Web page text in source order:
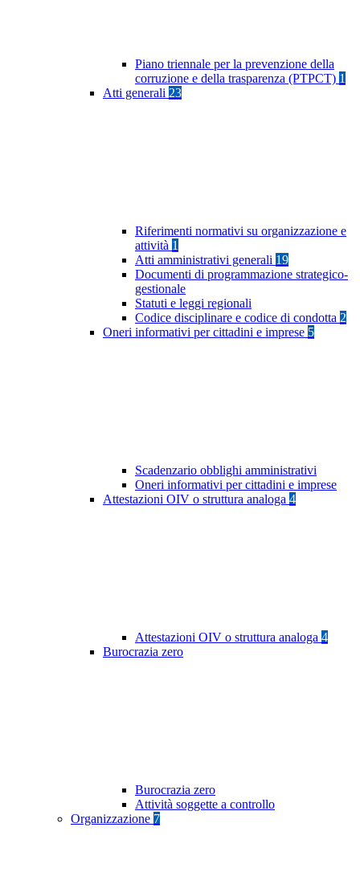
Piano triennale per la prevenzione della
corruzione e della trasparenza (PTPCT) 1
Atti generali 23
Riferimenti normativi su organizzazione e
attività 1
Atti amministrativi generali 19
Documenti di programmazione strategico-
gestionale
Statuti e leggi regionali
Codice disciplinare e codice di condotta 2
Oneri informativi per cittadini e imprese 5
Scadenzario obblighi amministrativi
Oneri informativi per cittadini e imprese
Attestazioni OIV o struttura analoga 4
Attestazioni OIV o struttura analoga 4
Burocrazia zero
Burocrazia zero
Attività soggette a controllo
Organizzazione 7